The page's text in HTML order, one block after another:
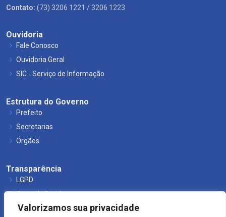
Valorizamos sua privacidade
Contato: (73) 3206 1221 / 3206 1223
Ouvidoria
Fale Conosco
Ouvidoria Geral
SIC - Serviço de Informação
Estrutura do Governo
Prefeito
Secretarias
Órgãos
Transparência
LGPD
Carta de Serviços
Leis Municipais